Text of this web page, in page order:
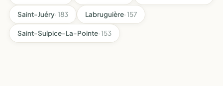
Saint-Juéry· 183 Labruguière· 157
Saint-Sulpice-La-Pointe· 153